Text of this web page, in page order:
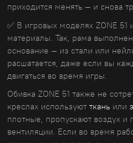
приходится менять — и снова
✅ В игровых моделях ZONE
материалы. Так, рама
основание — из стали или
расшатается, даже если вы
двигаться во время игры.
Обивка ZONE 51 также не
креслах используют ткань или
плотные, пропускают воздух и
вентиляции. Если во время